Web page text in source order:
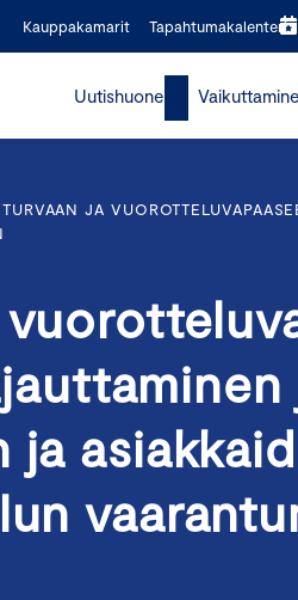
Kauppakamarit Tapahtumakalenteri
Uutishuone
JA
ja